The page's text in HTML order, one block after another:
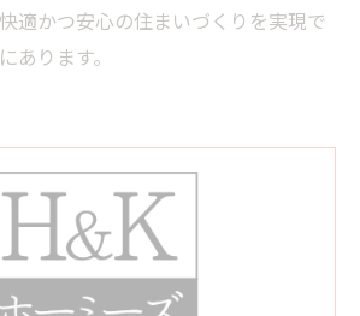
適かつ安心の住まいづくりを実現で
あります。